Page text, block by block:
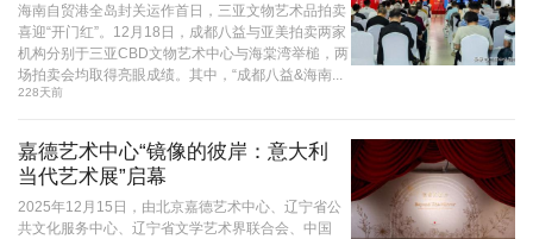
海南自贸港全岛封关运作首日，三亚文物艺术品拍卖
喜迎“开门红”。12月18日，成都八益与亚美拍卖两家
机构分别于三亚CBD文物艺术中心与海棠湾举槌，两
场拍卖会均取得亮眼成绩。其中，“成都八益&海南...
228天前
嘉德艺术中心“镜像的彼岸：意大利
当代艺术展”启幕
2025年12月15日，由北京嘉德艺术中心、辽宁省公
共文化服务中心、辽宁省文学艺术界联合会、中国